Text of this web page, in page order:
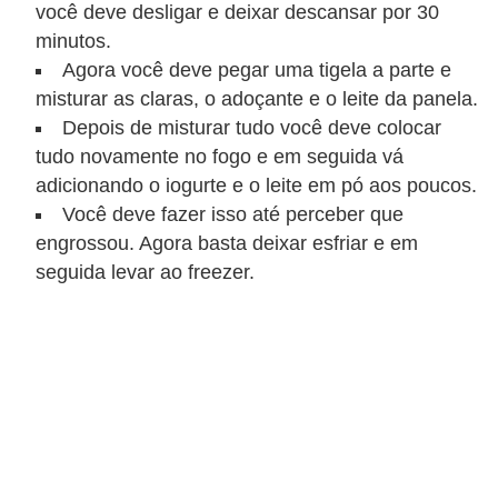
você deve desligar e deixar descansar por 30
minutos.
Agora você deve pegar uma tigela a parte e
misturar as claras, o adoçante e o leite da panela.
Depois de misturar tudo você deve colocar
tudo novamente no fogo e em seguida vá
adicionando o iogurte e o leite em pó aos poucos.
Você deve fazer isso até perceber que
engrossou. Agora basta deixar esfriar e em
seguida levar ao freezer.